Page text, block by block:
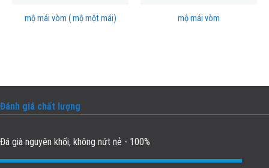
mộ mái vòm ( mộ một mái) mộ mái vòm
Đánh giá chất lượng
Đá già nguyên khối, không nứt nẻ - 100%